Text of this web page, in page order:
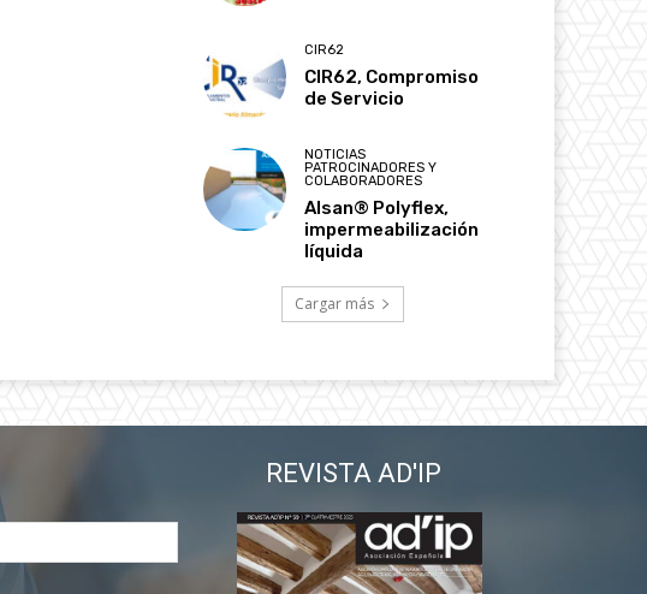
CIR62
CIR62, Compromiso
de Servicio
NOTICIAS
PATROCINADORES Y
COLABORADORES
Alsan® Polyflex,
impermeabilización
líquida
Cargar más
REVISTA AD'IP